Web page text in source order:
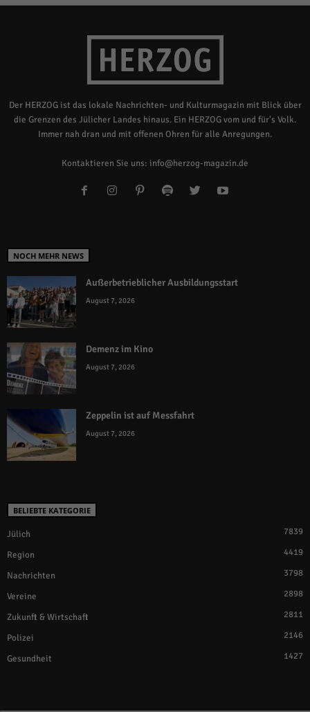
Der HERZOG ist das lokale Nachrichten- und Kulturmagazin mit Blick über
die Grenzen des Jülicher Landes hinaus. Ein HERZOG vom und für's Volk.
Immer nah dran und mit offenen Ohren für alle Anregungen.
Kontaktieren Sie uns: info@herzog-magazin.de
NOCH MEHR NEWS
Außerbetrieblicher Ausbildungsstart
August 7, 2026
Demenz im Kino
August 7, 2026
Zeppelin ist auf Messfahrt
August 7, 2026
BELIEBTE KATEGORIE
Jülich 7839
Region 4419
Nachrichten 3798
Vereine 2898
Zukunft & Wirtschaft 2811
Polizei 2146
Gesundheit 1427